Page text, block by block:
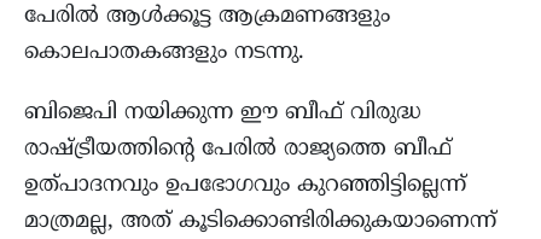
പേരിൽ ആൾക്കൂട്ട ആക്രമണങ്ങളും
കൊലപാതകങ്ങളും നടന്നു.
ബിജെപി നയിക്കുന്ന ഈ ബീഫ് വിരുദ്ധ
രാഷ്ട്രീയത്തിന്റെ പേരിൽ രാജ്യത്തെ ബീഫ്
ഉത്പാദനവും ഉപഭോഗവും കുറഞ്ഞിട്ടില്ലെന്ന്
മാത്രമല്ല, അത് കൂടിക്കൊണ്ടിരിക്കുകയാണെന്ന്